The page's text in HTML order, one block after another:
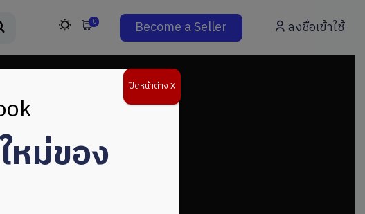
0 Become a Seller ลงชื่อเข้าใช้
ม่ของ
ปิดหน้าต่าง X